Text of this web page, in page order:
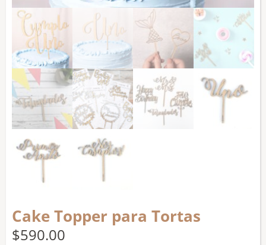
Cake Topper para Tortas
$590.00